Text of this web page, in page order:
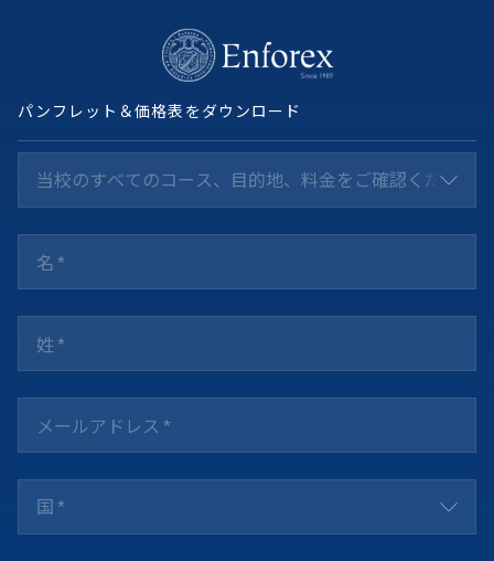
タオル（シャワー用1枚、海／プール用1枚など）
名前が記されたランドリーバッグ
日焼け止め
パーソナルケア用品（シャンプー、石鹸、歯ブラシ、
歯磨き粉など）
お子様が服用している薬と、その正しい使用方法の指
示書
小遣い
パンフレット＆価格表をダウンロード
当校のすべてのコース、目的地、料金をご確認ください *
国 *